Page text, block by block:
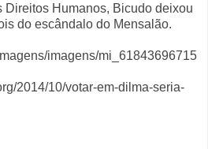
Direitos Humanos, Bicudo deixou
do escândalo do Mensalão.
imagens/mi_61843696715
2014/10/votar-em-dilma-seria-